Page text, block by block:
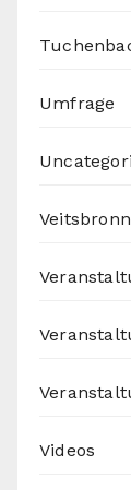
Umfrage
Veitsbronn
Videos